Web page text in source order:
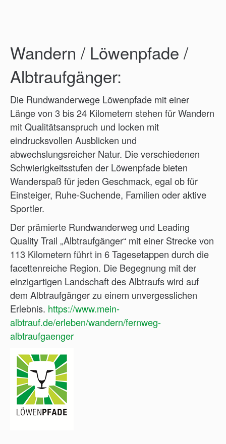
Wandern / Löwenpfade /
Albtraufgänger:
Die Rundwanderwege Löwenpfade mit einer
Länge von 3 bis 24 Kilometern stehen für Wandern
mit Qualitätsanspruch und locken mit
eindrucksvollen Ausblicken und
abwechslungsreicher Natur. Die verschiedenen
Schwierigkeitsstufen der Löwenpfade bieten
Wanderspaß für jeden Geschmack, egal ob für
Einsteiger, Ruhe-Suchende, Familien oder aktive
Sportler.
Der prämierte Rundwanderweg und Leading
Quality Trail „Albtraufgänger“ mit einer Strecke von
113 Kilometern führt in 6 Tagesetappen durch die
facettenreiche Region. Die Begegnung mit der
einzigartigen Landschaft des Albtraufs wird auf
dem Albtraufgänger zu einem unvergesslichen
Erlebnis. https://www.mein-
albtrauf.de/erleben/wandern/fernweg-
albtraufgaenger